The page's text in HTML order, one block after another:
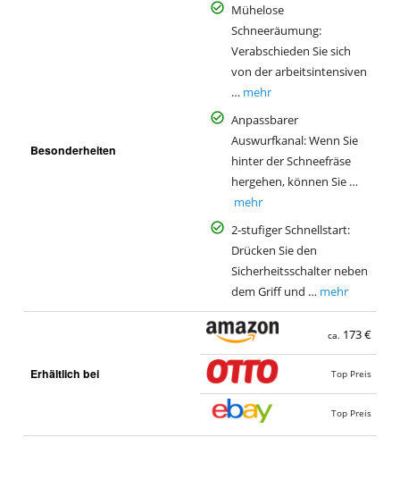
Besonderheiten
Mühelose
Schneeräumung:
Verabschieden Sie sich
von der arbeitsintensiven
… mehr
Anpassbarer
Auswurfkanal: Wenn Sie
hinter der Schneefräse
hergehen, können Sie …
mehr
2-stufiger Schnellstart:
Drücken Sie den
Sicherheitsschalter neben
dem Griff und … mehr
Erhältlich bei
ca. 173 €
Top Preis
Top Preis